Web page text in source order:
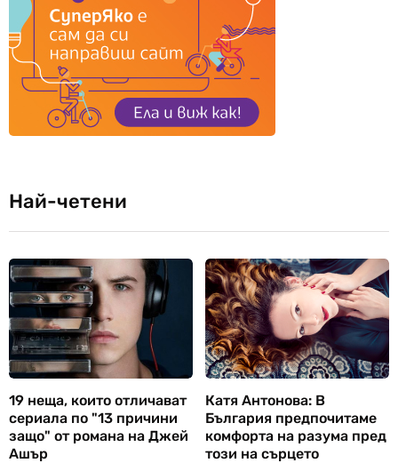
Най-четени
19 неща, които отличават
сериала по "13 причини
защо" от романа на Джей
Ашър
Катя Антонова: В
България предпочитаме
комфорта на разума пред
този на сърцето